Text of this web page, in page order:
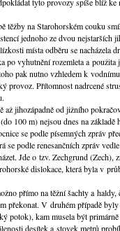
těžby na Starohorském couku
jednoho ze dvou nejstarších
místa odběru se nacházela
vyhutnění rozemleta a použita
pak nutno vzhledem k
provoz. Přítomnost nadrcené
až jihozápadně od jižního
100 m) nejsou dnes na základě
se podle písemných zpráv
se podle renesančních zpráv
Jde o tzv. Zechgrund (Zech),
dislokace, která byla v
přímo na těžní šachty a haldy,
překonat. V druhém případě
potok), kam musela být primárně
desítek a stovek metrů